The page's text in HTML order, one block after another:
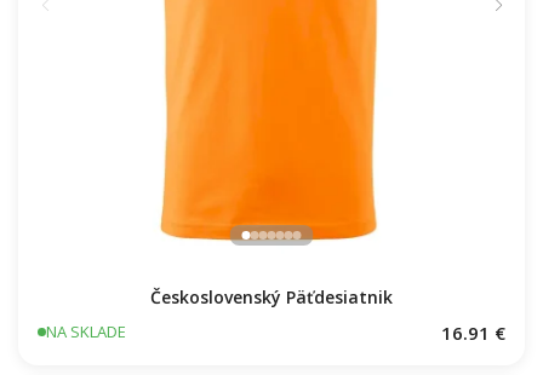
Československý Päťdesiatnik
NA SKLADE 16.91 €